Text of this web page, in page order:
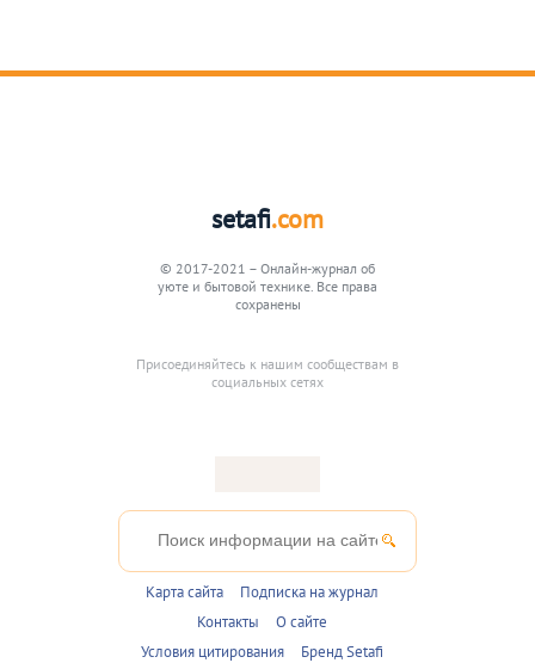
setafi.com
© 2017-2021 – Онлайн-журнал об
уюте и бытовой технике. Все права
сохранены
Присоединяйтесь к нашим сообществам в
социальных сетях
Карта сайта
Подписка на журнал
Контакты
О сайте
Условия цитирования
Бренд Setafi